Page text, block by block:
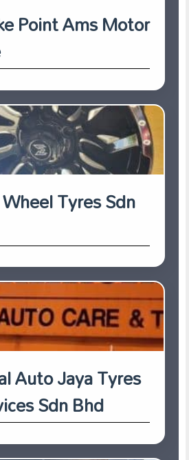
Point Ams Motor
Tyres Sdn
Auto Jaya Tyres
Sdn Bhd